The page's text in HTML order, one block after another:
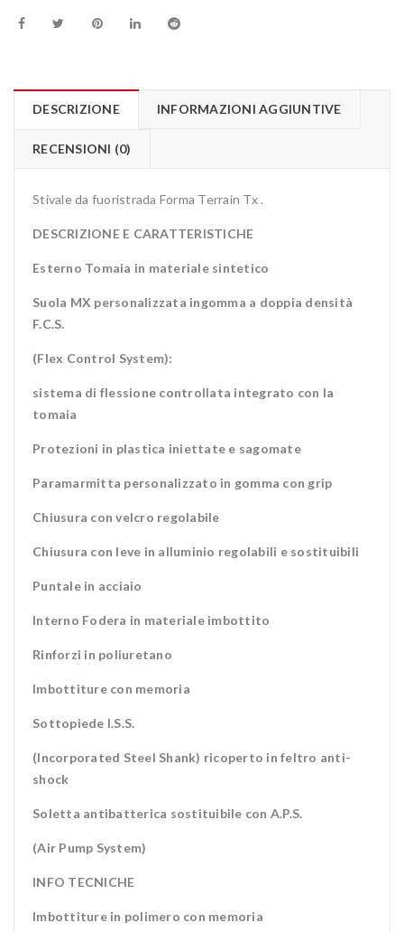
DESCRIZIONE INFORMAZIONI AGGIUNTIVE
RECENSIONI (0)
Stivale da fuoristrada Forma Terrain Tx .
DESCRIZIONE E CARATTERISTICHE
Esterno Tomaia in materiale sintetico
Suola MX personalizzata ingomma a doppia densità
F.C.S.
(Flex Control System):
sistema di flessione controllata integrato con la
tomaia
Protezioni in plastica iniettate e sagomate
Paramarmitta personalizzato in gomma con grip
Chiusura con velcro regolabile
Chiusura con leve in alluminio regolabili e sostituibili
Puntale in acciaio
Interno Fodera in materiale imbottito
Rinforzi in poliuretano
Imbottiture con memoria
Sottopiede I.S.S.
(Incorporated Steel Shank) ricoperto in feltro anti-
shock
Soletta antibatterica sostituibile con A.P.S.
(Air Pump System)
INFO TECNICHE
Imbottiture in polimero con memoria